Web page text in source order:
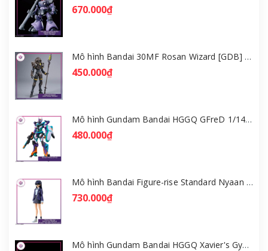
670.000₫
Mô hình Bandai 30MF Rosan Wizard [GDB] [30MF]
450.000₫
Mô hình Gundam Bandai HGGQ GFreD 1/144 [GDB] [BHG]
480.000₫
Mô hình Bandai Figure-rise Standard Nyaan - Gundam GQuuuuuuX [GDB] [FRS]
730.000₫
Mô hình Gundam Bandai HGGQ Xavier's Gyan Hakuji-Packs 1/144 [GDB] [BHG]